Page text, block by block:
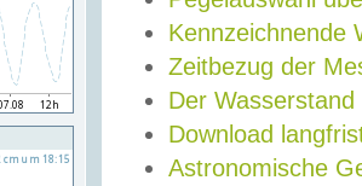
Kennzeichnende
Zeitbezug der
Der Wasserstand
Download
Astronomische